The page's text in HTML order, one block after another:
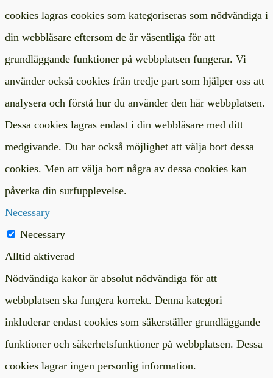
cookies lagras cookies som kategoriseras som nödvändiga i
din webbläsare eftersom de är väsentliga för att
grundläggande funktioner på webbplatsen fungerar. Vi
använder också cookies från tredje part som hjälper oss att
analysera och förstå hur du använder den här webbplatsen.
Dessa cookies lagras endast i din webbläsare med ditt
medgivande. Du har också möjlighet att välja bort dessa
cookies. Men att välja bort några av dessa cookies kan
påverka din surfupplevelse.
Necessary
Necessary
Alltid aktiverad
Nödvändiga kakor är absolut nödvändiga för att
webbplatsen ska fungera korrekt. Denna kategori
inkluderar endast cookies som säkerställer grundläggande
funktioner och säkerhetsfunktioner på webbplatsen. Dessa
cookies lagrar ingen personlig information.